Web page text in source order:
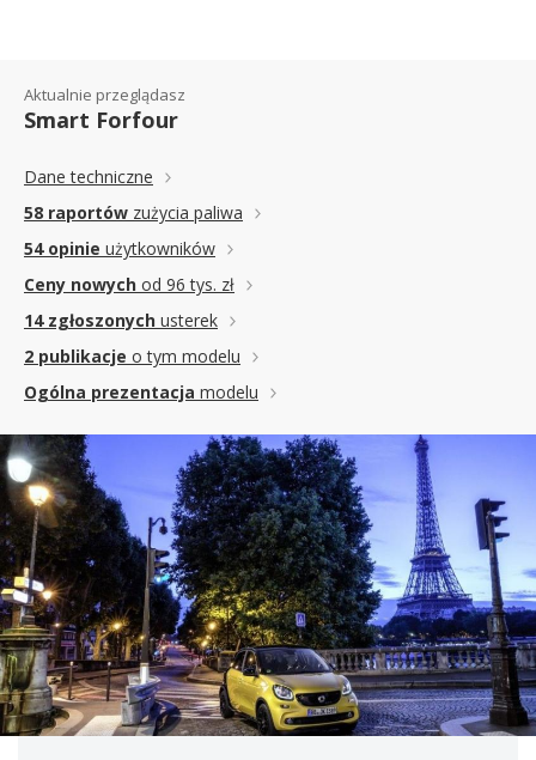
Aktualnie przeglądasz
Smart Forfour
Dane techniczne
58 raportów zużycia paliwa
54 opinie użytkowników
Ceny nowych od 96 tys. zł
14 zgłoszonych usterek
2 publikacje o tym modelu
Ogólna prezentacja modelu